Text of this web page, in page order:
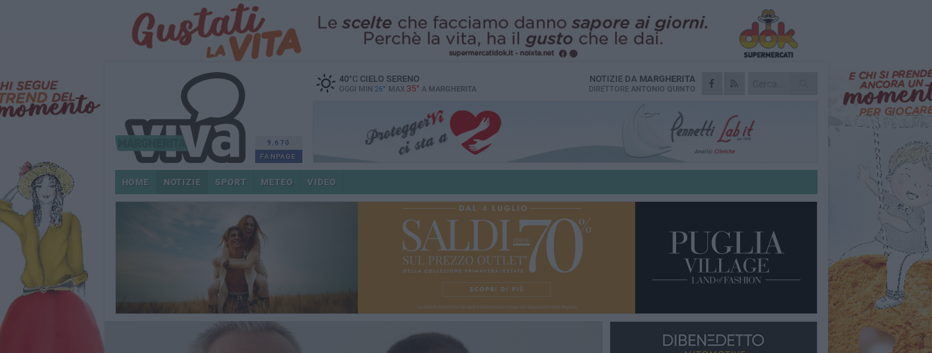
9.670
FANPAGE
40°CCIELO SERENO
OGGI MIN 26° MAX 35° A MARGHERITA
NOTIZIE DA MARGHERITA
DIRETTORE ANTONIO QUINTO
HOME NOTIZIE SPORT METEO VIDEO